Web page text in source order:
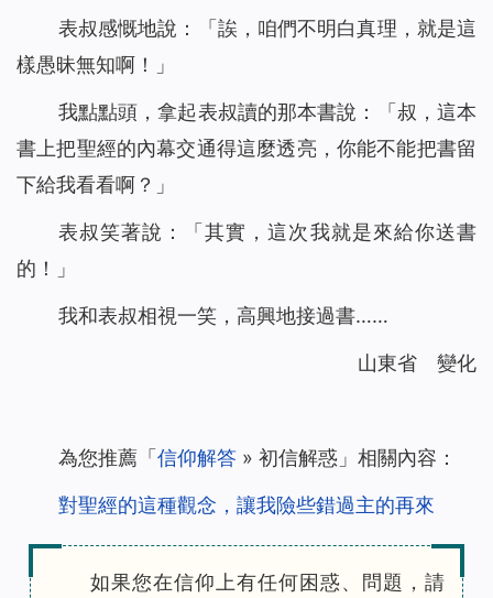
表叔感慨地說：「誒，咱們不明白真理，就是這
樣愚昧無知啊！」
我點點頭，拿起表叔讀的那本書說：「叔，這本
書上把聖經的內幕交通得這麼透亮，你能不能把書留
下給我看看啊？」
表叔笑著說：「其實，這次我就是來給你送書
的！」
我和表叔相視一笑，高興地接過書……
山東省 變化
為您推薦「 信仰解答» 初信解惑」相關內容：
對聖經的這種觀念，讓我險些錯過主的再來
如果您在信仰上有任何困惑、問題，請